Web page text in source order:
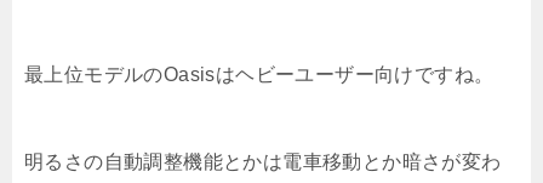
最上位モデルのOasisはヘビーユーザー向けですね。
明るさの自動調整機能とかは電車移動とか暗さが変わ